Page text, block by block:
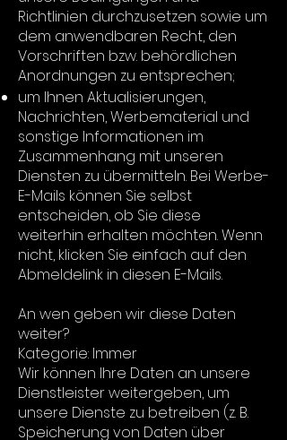
Richtlinien durchzusetzen sowie um
dem anwendbaren Recht, den
Vorschriften bzw. behördlichen
Anordnungen zu entsprechen;
um Ihnen Aktualisierungen,
Nachrichten, Werbematerial und
sonstige Informationen im
Zusammenhang mit unseren
Diensten zu übermitteln. Bei Werbe-
E-Mails können Sie selbst
entscheiden, ob Sie diese
weiterhin erhalten möchten. Wenn
nicht, klicken Sie einfach auf den
Abmeldelink in diesen E-Mails.
An wen geben wir diese Daten
weiter?
Kategorie: Immer
Wir können Ihre Daten an unsere
Dienstleister weitergeben, um
unsere Dienste zu betreiben (z. B.
Speicherung von Daten über